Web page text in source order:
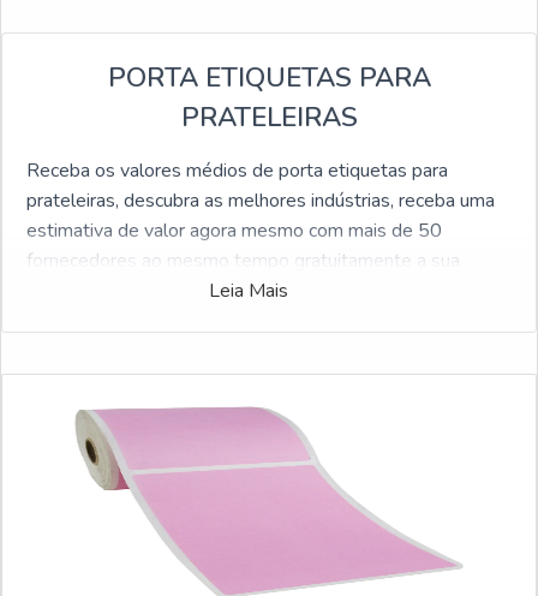
PORTA ETIQUETAS PARA
PRATELEIRAS
Receba os valores médios de porta etiquetas para
prateleiras, descubra as melhores indústrias, receba uma
estimativa de valor agora mesmo com mais de 50
fornecedores ao mesmo tempo gratuitamente a sua
Leia Mais